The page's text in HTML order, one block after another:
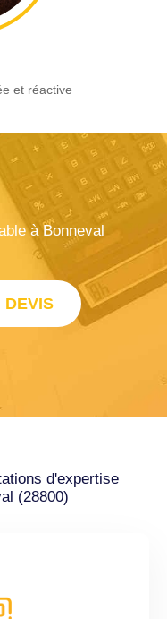
et réactive
à Bonneval
DEVIS
d'expertise
(28800)